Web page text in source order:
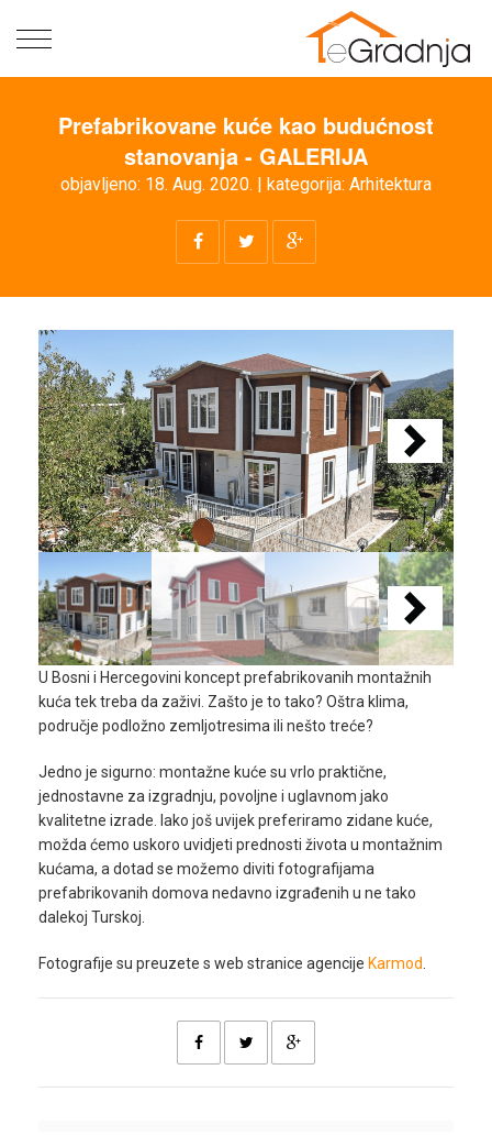
Prodavnice
Majstori
regulativa
Akcije
Artikli
Pojmovnik
Kalkulatori
O
nama
Uslovi
koristenja
Kontakt
prijava /
registracija
Prefabrikovane kuće kao budućnost
stanovanja - GALERIJA
objavljeno: 18. Aug. 2020. | kategorija: Arhitektura
U Bosni i Hercegovini koncept prefabrikovanih montažnih
kuća tek treba da zaživi. Zašto je to tako? Oštra klima,
područje podložno zemljotresima ili nešto treće?
Jedno je sigurno: montažne kuće su vrlo praktične,
jednostavne za izgradnju, povoljne i uglavnom jako
kvalitetne izrade. Iako još uvijek preferiramo zidane kuće,
možda ćemo uskoro uvidjeti prednosti života u montažnim
kućama, a dotad se možemo diviti fotografijama
prefabrikovanih domova nedavno izgrađenih u ne tako
dalekoj Turskoj.
Fotografije su preuzete s web stranice agencije Karmod